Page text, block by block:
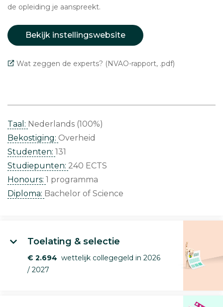
de opleiding je aanspreekt.
Bekijk instellingswebsite
Wat zeggen de experts? (NVAO-rapport, .pdf)
Taal: Nederlands (100%)
Bekostiging: Overheid
Studenten: 131
Studiepunten: 240 ECTS
Honours: 1 programma
Diploma: Bachelor of Science
Toelating & selectie
€ 2.694 wettelijk collegegeld in 2026
/ 2027